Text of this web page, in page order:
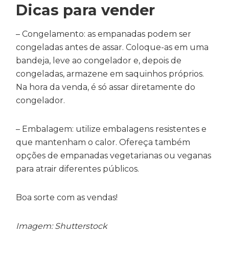
Dicas para vender
– Congelamento: as empanadas podem ser
congeladas antes de assar. Coloque-as em uma
bandeja, leve ao congelador e, depois de
congeladas, armazene em saquinhos próprios.
Na hora da venda, é só assar diretamente do
congelador.
– Embalagem: utilize embalagens resistentes e
que mantenham o calor. Ofereça também
opções de empanadas vegetarianas ou veganas
para atrair diferentes públicos.
Boa sorte com as vendas!
Imagem: Shutterstock